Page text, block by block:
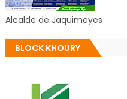
Alcalde de Jaquimeyes
BLOCK KHOURY